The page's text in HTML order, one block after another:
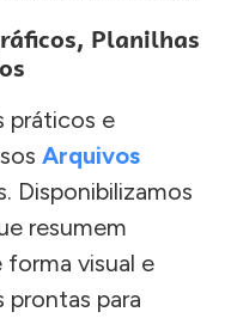
Planilhas
práticos e
Arquivos
Disponibilizamos
resumem
visual e
prontas para